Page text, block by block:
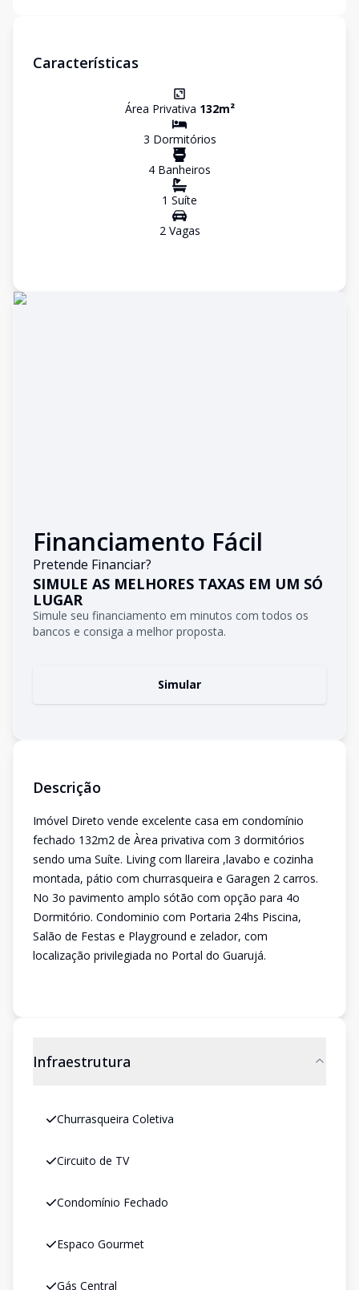
Características
Área Privativa 132m²
3 Dormitórios
4 Banheiros
1 Suíte
2Vagas
Financiamento Fácil
Pretende Financiar?
SIMULE AS MELHORES TAXAS EM UM SÓ
LUGAR
Simule seu financiamento em minutos com todos os
bancos e consiga a melhor proposta.
Simular
Descrição
Imóvel Direto vende excelente casa em condomínio
fechado 132m2 de Àrea privativa com 3 dormitórios
sendo uma Suíte. Living com llareira ,lavabo e cozinha
montada, pátio com churrasqueira e Garagen 2 carros.
No 3o pavimento amplo sótão com opção para 4o
Dormitório. Condominio com Portaria 24hs Piscina,
Salão de Festas e Playground e zelador, com
localização privilegiada no Portal do Guarujá.
Infraestrutura
Churrasqueira Coletiva
Circuito de TV
Condomínio Fechado
Espaco Gourmet
Gás Central